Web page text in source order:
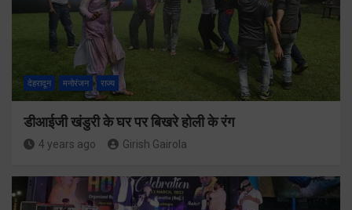
देहरादून मनोरंजन राज्य
डीआईजी खंडुरी के घर पर बिखरे होली के रंग
4 years ago Girish Gairola